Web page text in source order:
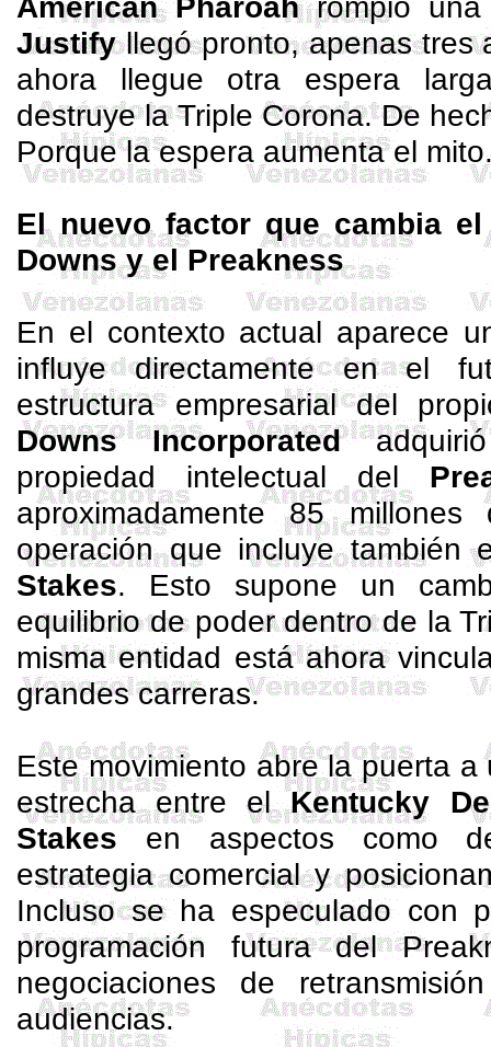
Justifyllegó pronto, apenas tres
ahora llegue otra espera
destruye la Triple Corona. De
Porque la espera aumenta el
El nuevo factor que cambia
Downsy elPreakness
En el contexto actual aparece
influye directamente en el
estructura empresarial del
Downs
Incorporated
propiedad intelectual del
aproximadamente 85
operación que incluye también
Stakes. Esto supone un
equilibrio de poder dentro de la
misma entidad está ahora
grandes carreras.
Este movimiento abre la puerta
estrecha entre elKentucky
Stakesen aspectos como
estrategia comercial y
Incluso se ha especulado con
programación futura del
negociaciones de
audiencias.